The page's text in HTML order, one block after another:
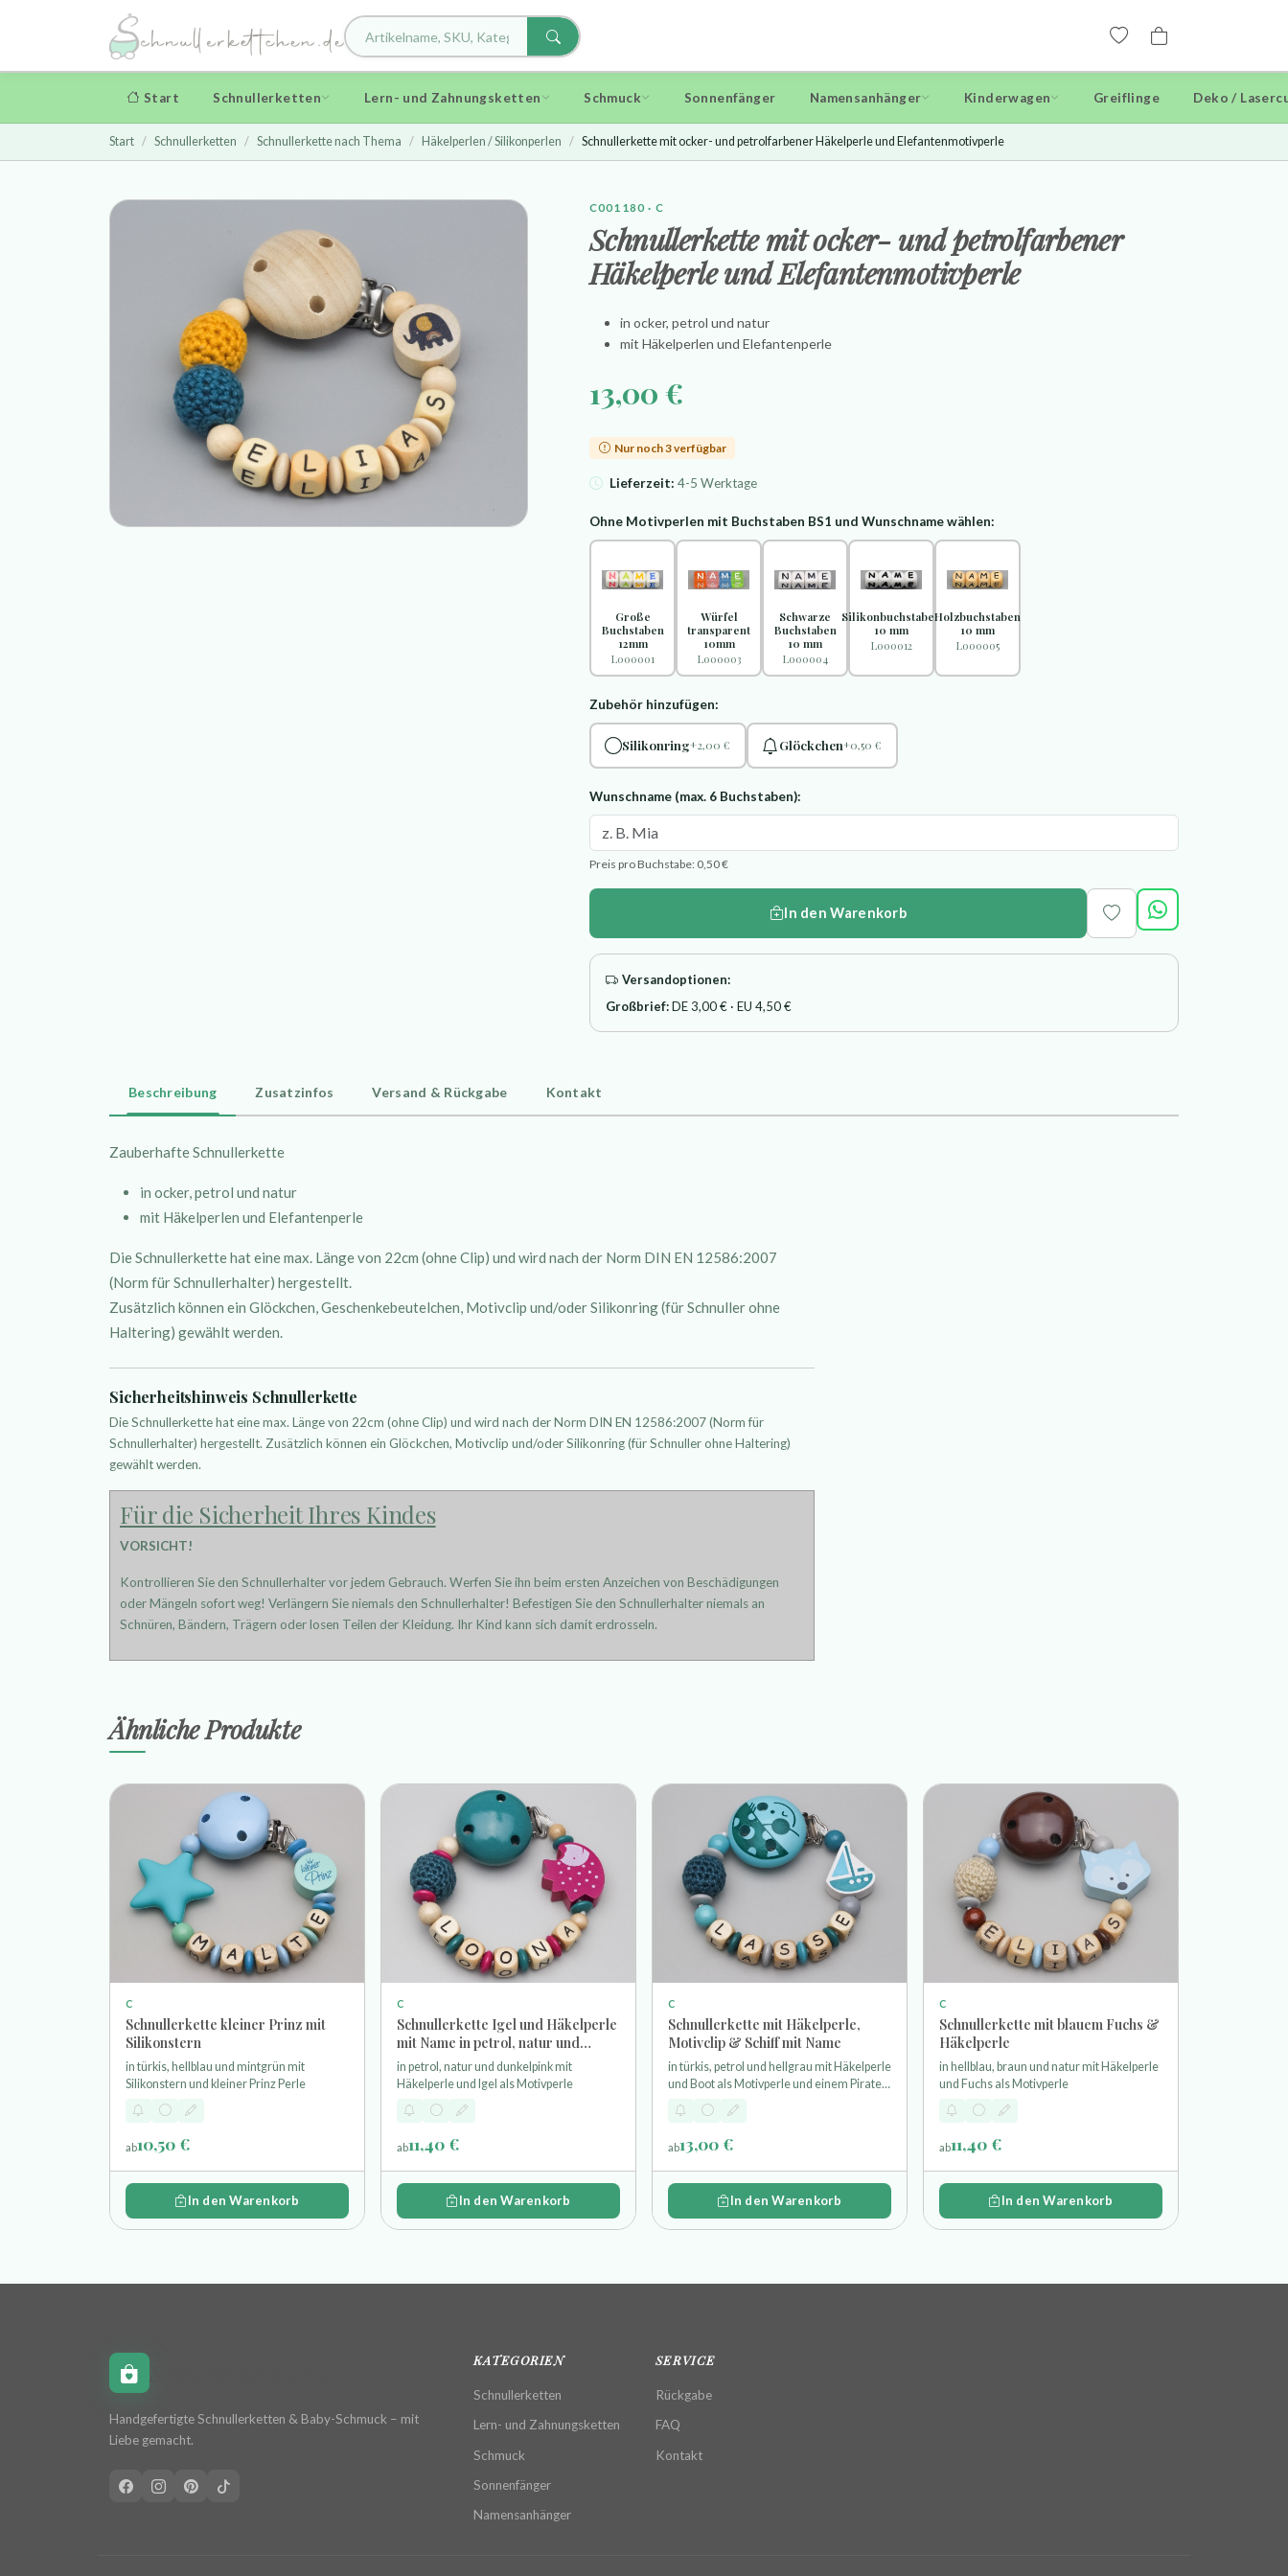
Start Schnullerketten Lern- und Zahnungsketten Schmuck Sonnenfänger Namensanhänger Kinderwagen Greiflinge Deko /
Start Schnullerketten Schnullerkette nach Thema Häkelperlen / Silikonperlen Schnullerkette mit ocker- und petrolfarbener Häkelperle und Elefantenmotivperle
C001180 · C
Schnullerkette mit ocker- und petrolfarbener
Häkelperle und Elefantenmotivperle
in ocker, petrol und natur
mit Häkelperlen und Elefantenperle
13,00 €
Nur noch 3 verfügbar
Lieferzeit: 4-5 Werktage
Ohne Motivperlen mit Buchstaben BS1 und Wunschname wählen:
Große
Buchstaben
12mm
L000001
Würfel
transparent
10mm
L000003
Schwarze
Buchstaben
10 mm
L000004
Silikonbuchstaben
10 mm
L000012
Holzbuchstaben
10 mm
L000005
Zubehör hinzufügen:
Silikonring+2,00 € Glöckchen+0,50 €
Wunschname (max. 6 Buchstaben):
Preis pro Buchstabe: 0,50 €
In den Warenkorb
Versandoptionen:
Großbrief:DE 3,00 € · EU 4,50 €
Beschreibung Zusatzinfos Versand & Rückgabe Kontakt
Zauberhafte Schnullerkette
in ocker, petrol und natur
mit Häkelperlen und Elefantenperle
Die Schnullerkette hat eine max. Länge von 22cm (ohne Clip) und wird nach der Norm DIN EN 12586:2007
(Norm für Schnullerhalter) hergestellt.
Zusätzlich können ein Glöckchen, Geschenkebeutelchen, Motivclip und/oder Silikonring (für Schnuller ohne
Haltering) gewählt werden.
Sicherheitshinweis Schnullerkette
Die Schnullerkette hat eine max. Länge von 22cm (ohne Clip) und wird nach der Norm DIN EN 12586:2007 (Norm für
Schnullerhalter) hergestellt. Zusätzlich können ein Glöckchen, Motivclip und/oder Silikonring (für Schnuller ohne Haltering)
gewählt werden.
Für die Sicherheit Ihres Kindes
VORSICHT!
Kontrollieren Sie den Schnullerhalter vor jedem Gebrauch. Werfen Sie ihn beim ersten Anzeichen von Beschädigungen
oder Mängeln sofort weg! Verlängern Sie niemals den Schnullerhalter! Befestigen Sie den Schnullerhalter niemals an
Schnüren, Bändern, Trägern oder losen Teilen der Kleidung. Ihr Kind kann sich damit erdrosseln.
Ähnliche Produkte
C
Schnullerkette kleiner Prinz mit
Silikonstern
in türkis, hellblau und mintgrün mit
Silikonstern und kleiner Prinz Perle
ab10,50 €
In den Warenkorb
C
Schnullerkette Igel und Häkelperle
mit Name in petrol, natur und
dunkelpink
in petrol, natur und dunkelpink mit
Häkelperle und Igel als Motivperle
ab11,40 €
In den Warenkorb
C
Schnullerkette mit Häkelperle,
Motivclip & Schiff mit Name
in türkis, petrol und hellgrau mit Häkelperle
und Boot als Motivperle und einem Piraten
Motivclip
ab13,00 €
In den Warenkorb
C
Schnullerkette mit blauem Fuchs &
Häkelperle
in hellblau, braun und natur mit Häkelperle
und Fuchs als Motivperle
ab11,40 €
In den Warenkorb
Handgefertigte Schnullerketten & Baby-Schmuck – mit
Liebe gemacht.
KATEGORIEN
Schnullerketten
Lern- und Zahnungsketten
Schmuck
Sonnenfänger
Namensanhänger
SERVICE
Rückgabe
FAQ
Kontakt